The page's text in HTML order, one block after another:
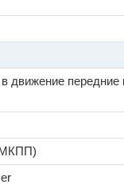
движение передние